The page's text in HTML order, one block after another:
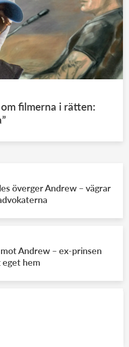
filmerna i rätten:
överger Andrew – vägrar
mot Andrew – ex-prinsen
eget hem